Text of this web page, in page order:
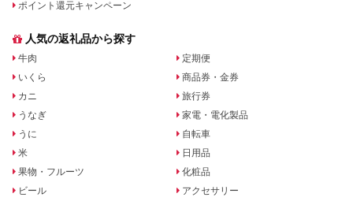
ポイント還元キャンペーン
人気の返礼品から探す
牛肉
いくら
カニ
うなぎ
うに
米
果物・フルーツ
ビール
定期便
商品券・金券
旅行券
家電・電化製品
自転車
日用品
化粧品
アクセサリー